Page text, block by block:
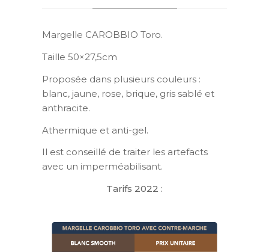
Margelle CAROBBIO Toro.
Taille 50×27,5cm
Proposée dans plusieurs couleurs :
blanc, jaune, rose, brique, gris sablé et
anthracite.
Athermique et anti-gel.
Il est conseillé de traiter les artefacts
avec un imperméabilisant.
Tarifs 2022 :